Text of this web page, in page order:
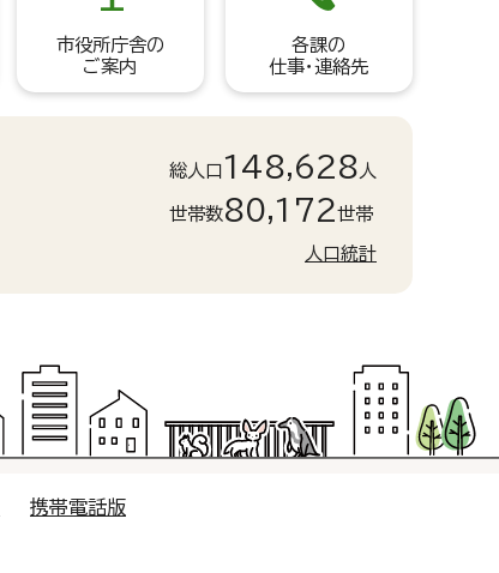
市役所庁舎の
ご案内
各課の
仕事・連絡先
総人口 148,628 人
世帯数80,172世帯
人口統計
携帯電話版